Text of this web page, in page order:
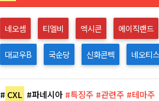
네오셈 티엘비 엑시콘 에이직랜드
대교우B 국순당 신화콘텍 네오티스
# CXL #파네시아#특징주 #관련주 #테마주